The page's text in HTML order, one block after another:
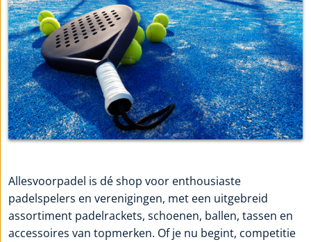
Allesvoorpadel is dé shop voor enthousiaste
padelspelers en verenigingen, met een uitgebreid
assortiment padelrackets, schoenen, ballen, tassen en
accessoires van topmerken. Of je nu begint, competitie